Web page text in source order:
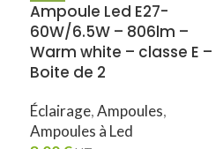
Ampoule Led E27-
60W/6.5W – 806lm –
Warm white – classe E –
Boite de 2
Éclairage,Ampoules,
Ampoules à Led